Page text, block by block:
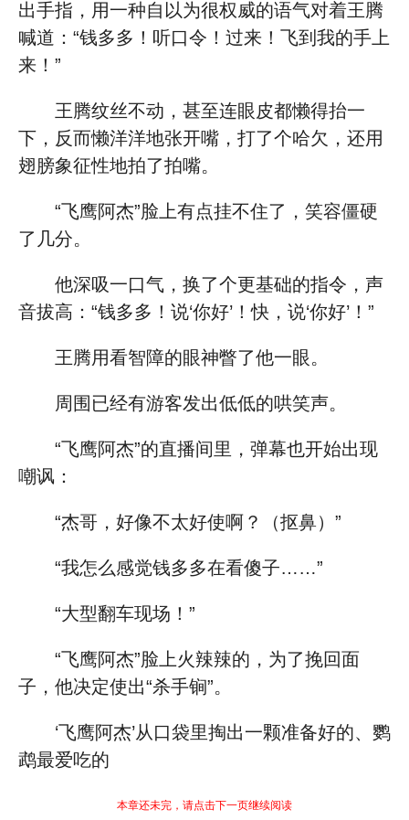
出手指，用一种自以为很权威的语气对着王腾
喊道：“钱多多！听口令！过来！飞到我的手上
来！”
王腾纹丝不动，甚至连眼皮都懒得抬一
下，反而懒洋洋地张开嘴，打了个哈欠，还用
翅膀象征性地拍了拍嘴。
“飞鹰阿杰”脸上有点挂不住了，笑容僵硬
了几分。
他深吸一口气，换了个更基础的指令，声
音拔高：“钱多多！说‘你好’！快，说‘你好’！”
王腾用看智障的眼神瞥了他一眼。
周围已经有游客发出低低的哄笑声。
“飞鹰阿杰”的直播间里，弹幕也开始出现
嘲讽：
“杰哥，好像不太好使啊？（抠鼻）”
“我怎么感觉钱多多在看傻子……”
“大型翻车现场！”
“飞鹰阿杰”脸上火辣辣的，为了挽回面
子，他决定使出“杀手锏”。
‘飞鹰阿杰’从口袋里掏出一颗准备好的、鹦
鹉最爱吃的
本章还未完，请点击下一页继续阅读